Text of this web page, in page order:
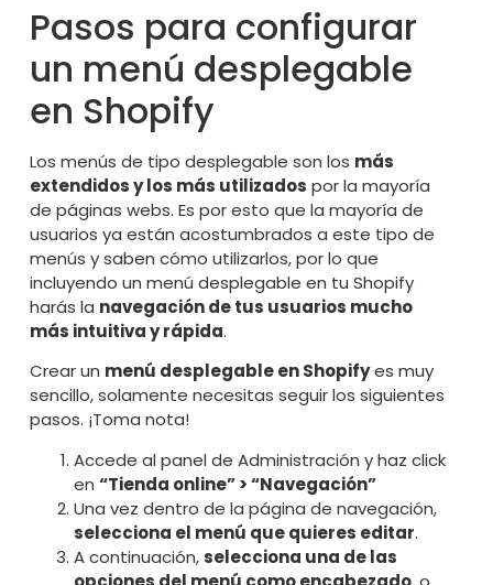
Pasos para configurar
un menú desplegable
en Shopify
Los menús de tipo desplegable son los más
extendidos y los más utilizados por la mayoría
de páginas webs. Es por esto que la mayoría de
usuarios ya están acostumbrados a este tipo de
menús y saben cómo utilizarlos, por lo que
incluyendo un menú desplegable en tu Shopify
harás la navegación de tus usuarios mucho
más intuitiva y rápida.
Crear un menú desplegable en Shopifyes muy
sencillo, solamente necesitas seguir los siguientes
pasos. ¡Toma nota!
Accede al panel de Administración y haz click
en “Tienda online” > “Navegación”
Una vez dentro de la página de navegación,
selecciona el menú que quieres editar.
A continuación,selecciona una de las